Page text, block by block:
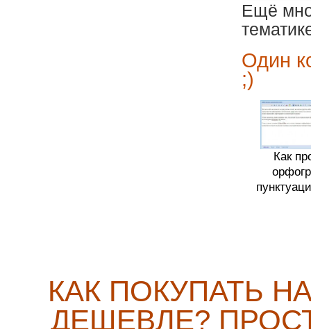
Ещё
Один
;)
Как
КАК ПОКУПАТЬ
ДЕШЕВЛЕ?